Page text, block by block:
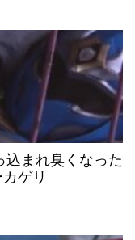
込まれ臭くなった
ゲリ